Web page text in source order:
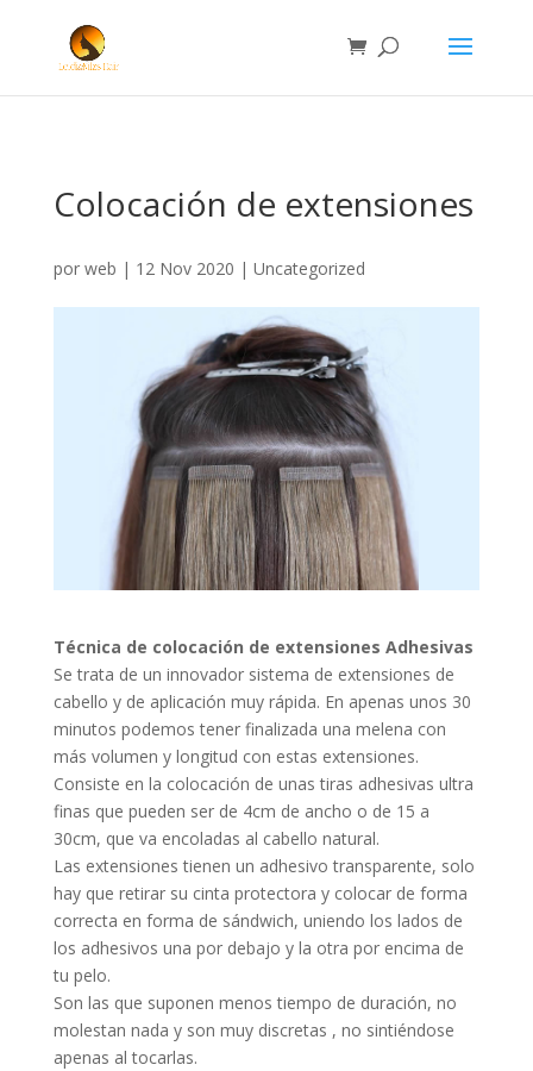
Colocación de extensiones
por web | 12 Nov 2020 | Uncategorized
Técnica de colocación de extensiones Adhesivas
Se trata de un innovador sistema de extensiones de
cabello y de aplicación muy rápida. En apenas unos 30
minutos podemos tener finalizada una melena con
más volumen y longitud con estas extensiones.
Consiste en la colocación de unas tiras adhesivas ultra
finas que pueden ser de 4cm de ancho o de 15 a
30cm, que va encoladas al cabello natural.
Las extensiones tienen un adhesivo transparente, solo
hay que retirar su cinta protectora y colocar de forma
correcta en forma de sándwich, uniendo los lados de
los adhesivos una por debajo y la otra por encima de
tu pelo.
Son las que suponen menos tiempo de duración, no
molestan nada y son muy discretas , no sintiéndose
apenas al tocarlas.